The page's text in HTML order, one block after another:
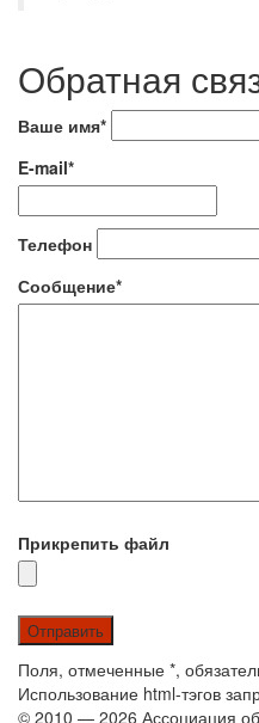
Обратная
Ваше имя*
E-mail*
Телефон
Сообщение*
Прикрепить файл
Поля, отмеченные *,
Использование html-тэгов
© 2010 — 2026 Ассоциация